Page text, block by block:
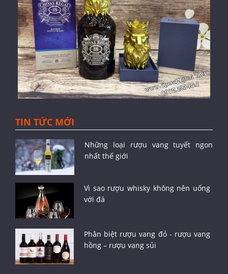
TIN TỨC MỚI
Những loại rượu vang tuyết ngon
nhất thế giới
Vì sao rượu whisky không nên uống
với đá
Phân biệt rượu vang đỏ - rượu vang
hồng – rượu vang sủi